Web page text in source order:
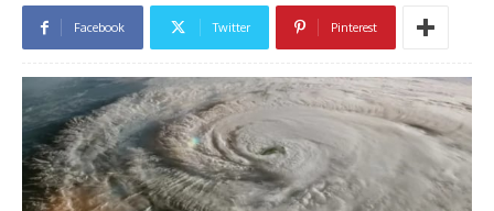
Facebook Twitter Pinterest